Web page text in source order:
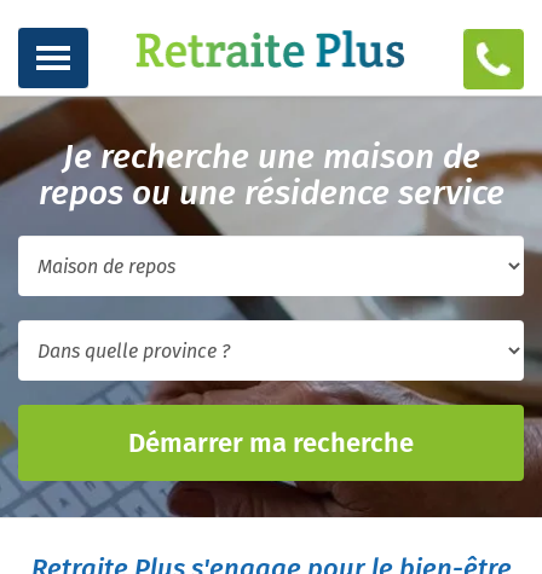
Je recherche une maison de
repos ou une résidence service
Démarrer ma recherche